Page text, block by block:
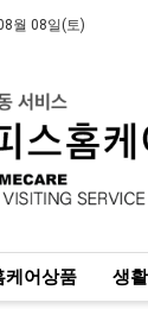
월 08일(토)
케어상품 생